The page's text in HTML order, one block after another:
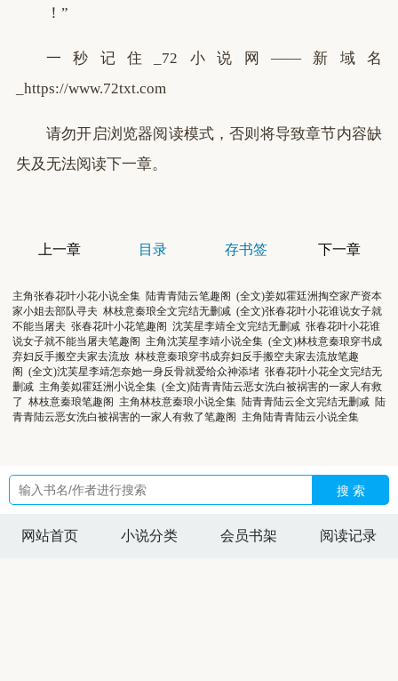
！”
一秒记住_72小说网——新域名
_https://www.72txt.com
请勿开启浏览器阅读模式，否则将导致章节内容缺
失及无法阅读下一章。
上一章 目录 存书签 下一章
主角张春花叶小花小说全集 陆青青陆云笔趣阁 (全文)姜姒霍廷洲掏空家产资本
家小姐去部队寻夫 林枝意秦琅全文完结无删减 (全文)张春花叶小花谁说女子就
不能当屠夫 张春花叶小花笔趣阁 沈芙星李靖全文完结无删减 张春花叶小花谁
说女子就不能当屠夫笔趣阁
主角沈芙星李靖小说全集 (全文)林枝意秦琅穿书成
弃妇反手搬空夫家去流放 林枝意秦琅穿书成弃妇反手搬空夫家去流放笔趣
阁 (全文)沈芙星李靖怎奈她一身反骨就爱给众神添堵 张春花叶小花全文完结无
删减 主角姜姒霍廷洲小说全集 (全文)陆青青陆云恶女洗白被祸害的一家人有救
了 林枝意秦琅笔趣阁 主角林枝意秦琅小说全集 陆青青陆云全文完结无删减 陆
青青陆云恶女洗白被祸害的一家人有救了笔趣阁
主角陆青青陆云小说全集
搜 索
网站首页 小说分类 会员书架 阅读记录